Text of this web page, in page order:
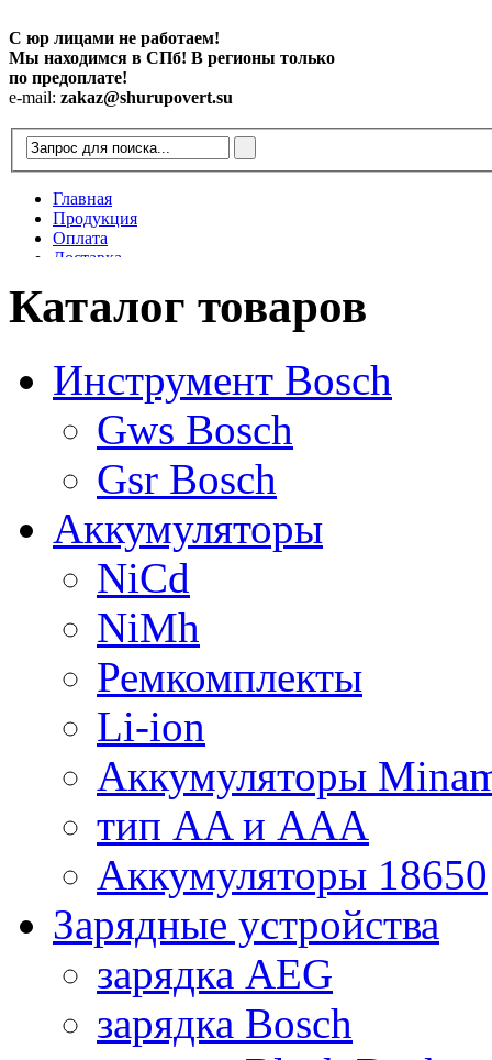
С юр лицами не работаем!
Мы находимся в СПб! В регионы только
по предоплате!
e-mail: zakaz@shurupovert.su
Главная
Продукция
Оплата
Доставка
Статьи
Каталог товаров
Инструмент Bosch
Gws Bosch
Gsr Bosch
Аккумуляторы
NiCd
NiMh
Ремкомплекты
Li-ion
Аккумуляторы
тип AA и AAA
Аккумуляторы 18650
Зарядные устройства
зарядка AEG
зарядка Bosch